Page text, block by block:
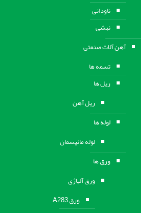
ناودانی
نبشی
آهن آلات صنعتی
تسمه ها
ریل ها
ریل آهن
لوله ها
لوله مانیسمان
ورق ها
ورق آلیاژی
ورق A283